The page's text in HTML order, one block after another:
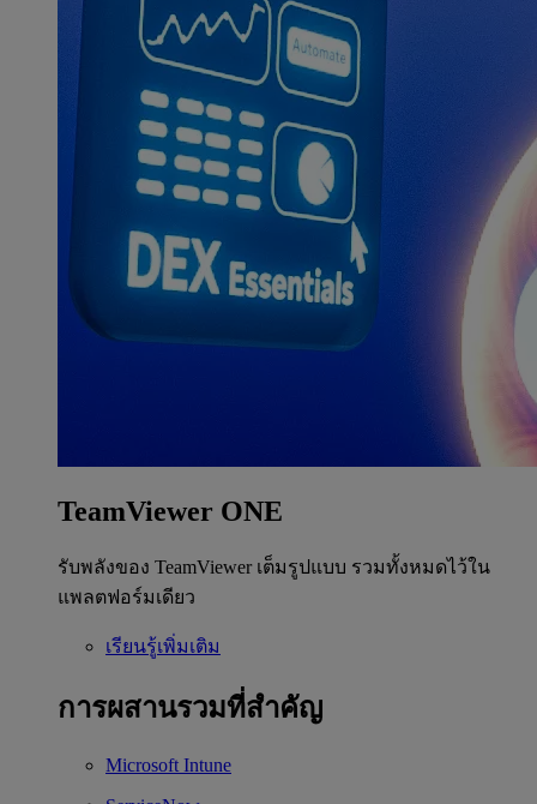
TeamViewer ONE
รับพลังของ TeamViewer เต็มรูปแบบ รวมทั้งหมดไว้ใน
แพลตฟอร์มเดียว
เรียนรู้เพิ่มเติม
การผสานรวมที่สำคัญ
Microsoft Intune